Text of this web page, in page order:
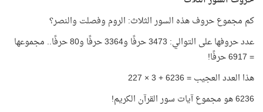
كم مجموع حروف هذه السور الثلاث: الروم وفصلت والنصر؟
عدد حروفها على التوالي: 3473 حرفًا و3364 حرفًا و80 حرفًا.. مجموعها
= 6917 حرفًا!
هذا العدد العجيب = 6236 + 3 × 227
6236 هو مجموع آيات سور القرآن الكريم!